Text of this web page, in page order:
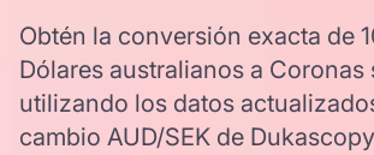
Obtén la conversión exacta de
Dólares australianos a Coronas
utilizando los datos
cambio AUD/SEK de